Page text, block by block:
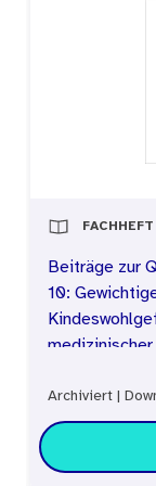
FACHHEFT
Beiträge zur
10: Gewichtige Anhaltspunkte für
Archiviert